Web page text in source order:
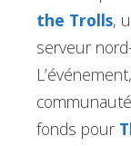
the Trolls,
serveur
fonds pour